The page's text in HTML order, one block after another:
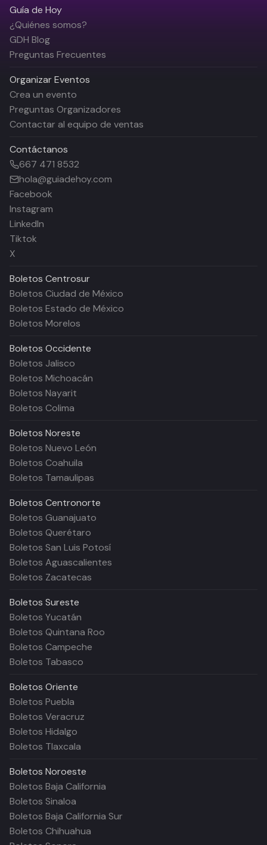
Guía de Hoy
¿Quiénes somos?
GDH Blog
Preguntas Frecuentes
Organizar Eventos
Crea un evento
Preguntas Organizadores
Contactar al equipo de ventas
Contáctanos
667 471 8532
hola@guiadehoy.com
Facebook
Instagram
LinkedIn
Tiktok
X
Boletos Centrosur
Boletos Ciudad de México
Boletos Estado de México
Boletos Morelos
Boletos Occidente
Boletos Jalisco
Boletos Michoacán
Boletos Nayarit
Boletos Colima
Boletos Noreste
Boletos Nuevo León
Boletos Coahuila
Boletos Tamaulipas
Boletos Centronorte
Boletos Guanajuato
Boletos Querétaro
Boletos San Luis Potosí
Boletos Aguascalientes
Boletos Zacatecas
Boletos Sureste
Boletos Yucatán
Boletos Quintana Roo
Boletos Campeche
Boletos Tabasco
Boletos Oriente
Boletos Puebla
Boletos Veracruz
Boletos Hidalgo
Boletos Tlaxcala
Boletos Noroeste
Boletos Baja California
Boletos Sinaloa
Boletos Baja California Sur
Boletos Chihuahua